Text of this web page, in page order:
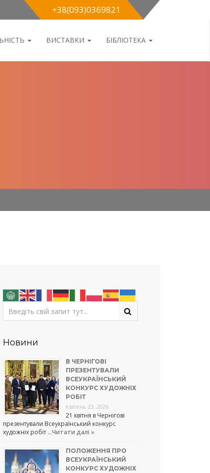
+38(093)0369821
ВИСТАВКИ БІБЛІОТЕКА
Новини
В ЧЕРНІГОВІ
ПРЕЗЕНТУВАЛИ
ВСЕУКРАЇНСЬКИЙ
КОНКУРС ХУДОЖНІХ
РОБІТ
Квітень 23, 2026
21 квітня в Чернігові
презентували Всеукраїнський конкурс
художніх робіт …Читати далі »
ПОЛОЖЕННЯ ПРО
ВСЕУКРАЇНСЬКИЙ
КОНКУРС ХУДОЖНІХ